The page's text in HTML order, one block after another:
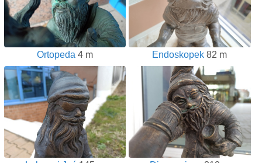
Ortopeda 4 m Endoskopek 82 m